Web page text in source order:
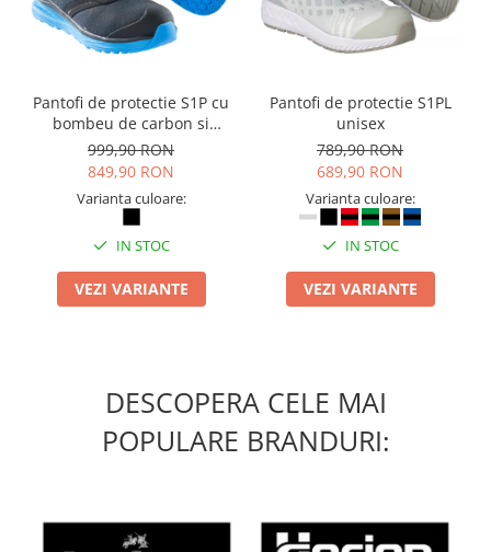
Echipamente medicale
Manusi de protectie
Casti de protectie
Ochelari de protectie si viziere
Masti de protectie respiratorie
Sepci, caciuli si esarfe
Pachete promotionale
Accesorii pentru protectia muncii
Articole de unica folosinta
Copii - tricouri si hanorace
Ecrane Interactive
Pantofi de protectie S1P cu
bombeu de carbon si
inchidere BOAÂ® Fit
999,90 RON
849,90 RON
Varianta culoare:
IN STOC
VEZI VARIANTE
Pantofi de protectie S1PL
unisex
789,90 RON
689,90 RON
Varianta culoare:
IN STOC
VEZI VARIANTE
DESCOPERA CELE MAI
POPULARE BRANDURI: